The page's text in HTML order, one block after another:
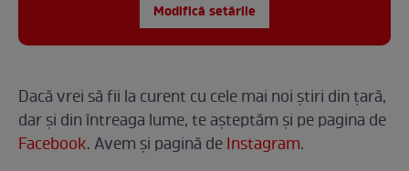
Modifică setările
Dacă vrei să fii la curent cu cele mai noi ştiri din ţară,
dar şi din întreaga lume, te așteptăm și pe pagina de
Facebook. Avem şi pagină deInstagram.